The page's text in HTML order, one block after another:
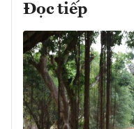
Đọc tiếp